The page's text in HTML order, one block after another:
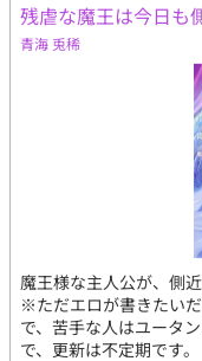
残虐な魔王は今日も
青海 兎稀
魔王様な主人公が、側
※ただエロが書きたい
で、苦手な人はユータ
で、更新は不定期です。